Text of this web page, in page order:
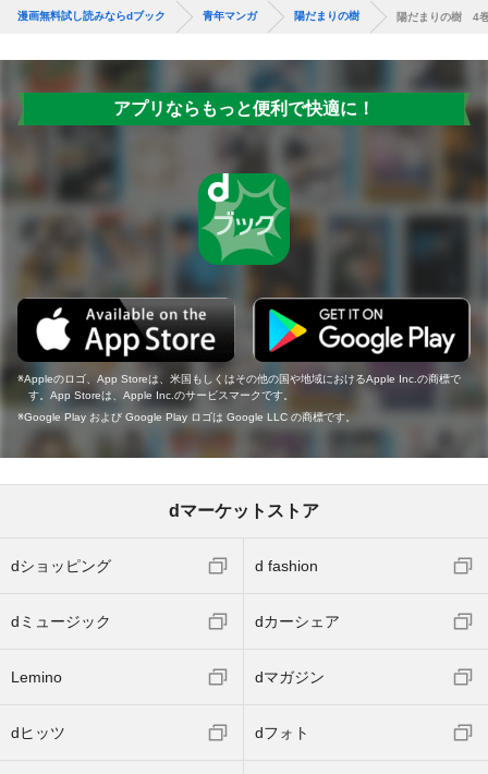
漫画無料試し読みならdブック 青年マンガ 陽だまりの樹 陽だまりの樹 4
アプリならもっと便利で快適に！
Appleのロゴ、App Storeは、米国もしくはその他の国や地域におけるApple Inc.の商標で
す。App Storeは、Apple Inc.のサービスマークです。
Google Play および Google Play ロゴは Google LLC の商標です。
dマーケットストア
dショッピング d fashion
dミュージック dカーシェア
Lemino dマガジン
dヒッツ dフォト